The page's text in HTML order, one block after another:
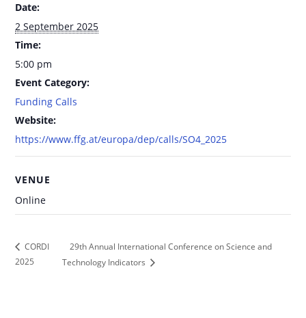
Date:
2 September 2025
Time:
5:00 pm
Event Category:
Funding Calls
Website:
https://www.ffg.at/europa/dep/calls/SO4_2025
VENUE
Online
CORDI
2025
29th Annual International Conference on Science and
Technology Indicators